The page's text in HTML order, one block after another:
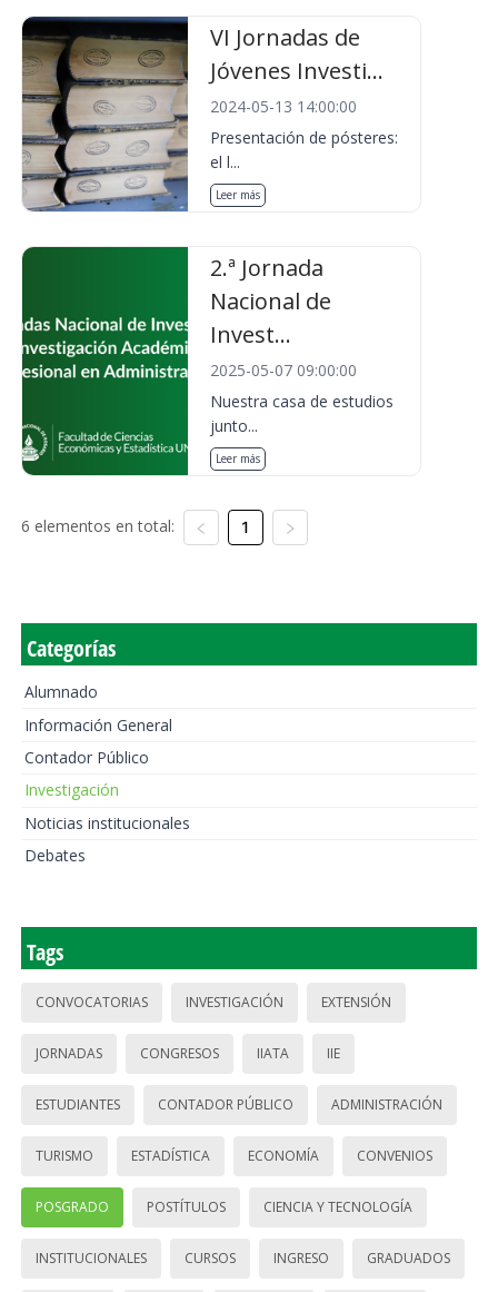
VI Jornadas de
Jóvenes Investi...
2024-05-13 14:00:00
Presentación de pósteres:
el l...
Leer más
2.ª Jornada
Nacional de
Invest...
2025-05-07 09:00:00
Nuestra casa de estudios
junto...
Leer más
6 elementos en total: 1
Categorías
Alumnado
Información General
Contador Público
Investigación
Noticias institucionales
Debates
Tags
CONVOCATORIAS INVESTIGACIÓN EXTENSIÓN
JORNADAS CONGRESOS IIATA IIE
ESTUDIANTES CONTADOR PÚBLICO ADMINISTRACIÓN
TURISMO ESTADÍSTICA ECONOMÍA CONVENIOS
POSGRADO POSTÍTULOS CIENCIA Y TECNOLOGÍA
INSTITUCIONALES CURSOS INGRESO GRADUADOS